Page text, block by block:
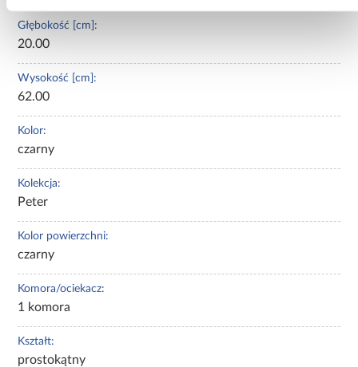
Głębokość [cm]:
20.00
Wysokość [cm]:
62.00
Kolor:
czarny
Kolekcja:
Peter
Kolor powierzchni:
czarny
Komora/ociekacz:
1 komora
Kształt:
prostokątny